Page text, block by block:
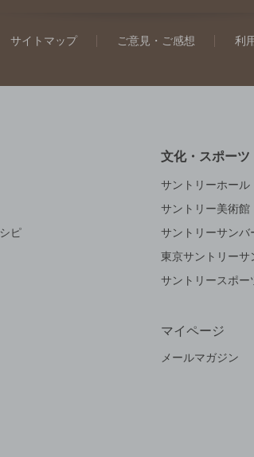
サイトマップ ご意見・ご感想 利
ピ
文化・スポーツ
サントリーホール
サントリー美術館
サントリーサンバ
東京サントリーサ
サントリースポー
マイページ
メールマガジン